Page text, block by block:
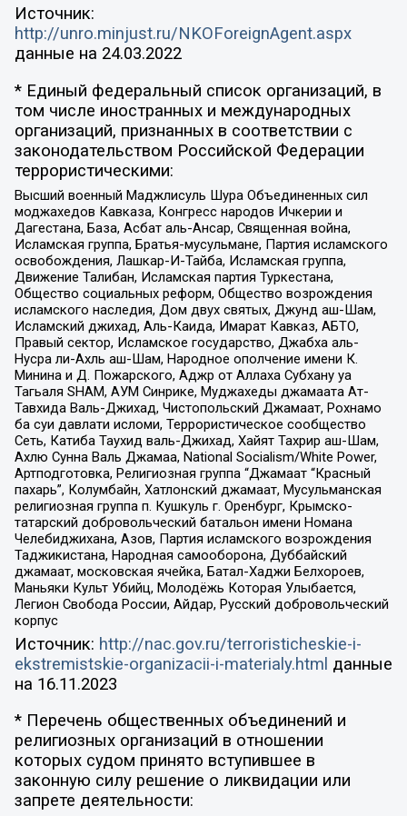
Источник:
http://unro.minjust.ru/NKOForeignAgent.aspx
данные на 24.03.2022
* Единый федеральный список организаций, в
том числе иностранных и международных
организаций, признанных в соответствии с
законодательством Российской Федерации
террористическими:
Высший военный Маджлисуль Шура Объединенных сил
моджахедов Кавказа, Конгресс народов Ичкерии и
Дагестана, База, Асбат аль-Ансар, Священная война,
Исламская группа, Братья-мусульмане, Партия исламского
освобождения, Лашкар-И-Тайба, Исламская группа,
Движение Талибан, Исламская партия Туркестана,
Общество социальных реформ, Общество возрождения
исламского наследия, Дом двух святых, Джунд аш-Шам,
Исламский джихад, Аль-Каида, Имарат Кавказ, АБТО,
Правый сектор, Исламское государство, Джабха аль-
Нусра ли-Ахль аш-Шам, Народное ополчение имени К.
Минина и Д. Пожарского, Аджр от Аллаха Субхану уа
Тагьаля SHAM, АУМ Синрике, Муджахеды джамаата Ат-
Тавхида Валь-Джихад, Чистопольский Джамаат, Рохнамо
ба суи давлати исломи, Террористическое сообщество
Сеть, Катиба Таухид валь-Джихад, Хайят Тахрир аш-Шам,
Ахлю Сунна Валь Джамаа, National Socialism/White Power,
Артподготовка, Религиозная группа “Джамаат “Красный
пахарь”, Колумбайн, Хатлонский джамаат, Мусульманская
религиозная группа п. Кушкуль г. Оренбург, Крымско-
татарский добровольческий батальон имени Номана
Челебиджихана, Азов, Партия исламского возрождения
Таджикистана, Народная самооборона, Дуббайский
джамаат, московская ячейка, Батал-Хаджи Белхороев,
Маньяки Культ Убийц, Молодёжь Которая Улыбается,
Легион Свобода России, Айдар, Русский добровольческий
корпус
Источник: http://nac.gov.ru/terroristicheskie-i-
ekstremistskie-organizacii-i-materialy.html данные
на 16.11.2023
* Перечень общественных объединений и
религиозных организаций в отношении
которых судом принято вступившее в
законную силу решение о ликвидации или
запрете деятельности: